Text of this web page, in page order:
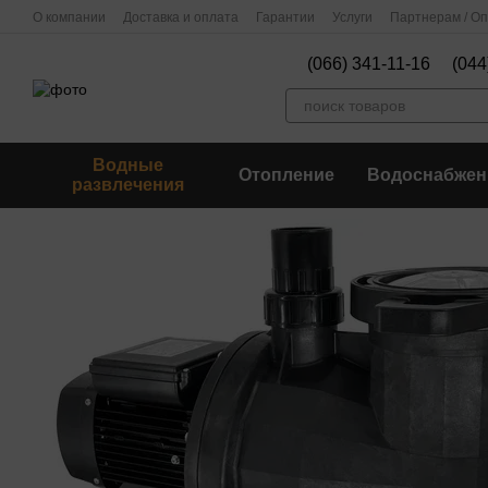
Перейти к основному контенту
О компании Доставка и оплата Гарантии Услуги Партнерам /
(066) 341-11-16
Водные
развлечения
Отопление